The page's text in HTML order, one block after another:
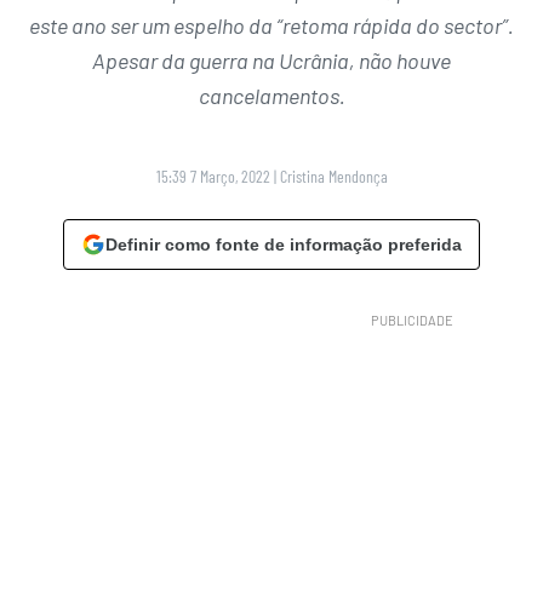
este ano ser um espelho da “retoma rápida do sector”.
Apesar da guerra na Ucrânia, não houve
cancelamentos.
15:39 7 Março, 2022 | Cristina Mendonça
Definir como fonte de informação preferida